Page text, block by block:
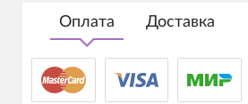
Оплата Доставка